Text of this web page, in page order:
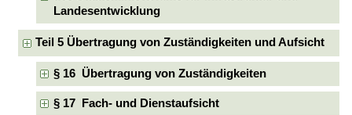
Landesentwicklung
Teil 5 Übertragung von Zuständigkeiten und Aufsicht
§ 16 Übertragung von Zuständigkeiten
§ 17 Fach- und Dienstaufsicht